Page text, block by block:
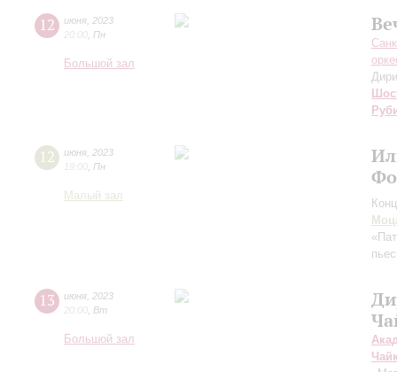
12 июня 2023
20:00 Пн
Большой зал
12 июня 2023
19:00 Пн
Малый зал
13 июня 2023
20:00 Вт
Большой зал